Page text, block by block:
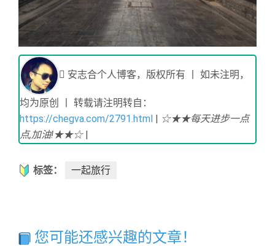
安志合个人博客，版权所有 丨 如未注明，
均为原创 丨 转载请注明转自：
https://chegva.com/2791.html | ☆★★每天进步一点
点,加油!★★☆|
标签： 一起旅行
您可能还感兴趣的文章！